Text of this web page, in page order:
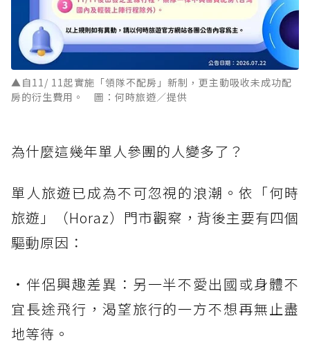
▲自11/ 11起實施「領隊不配房」新制，更主動吸收未成功配
房的衍生費用。 圖：何時旅遊／提供
為什麼這幾年單人參團的人變多了？
單人旅遊已成為不可忽視的浪潮。依「何時
旅遊」（Horaz）門市觀察，背後主要有四個
驅動原因：
・伴侶興趣差異：另一半不愛出國或身體不
宜長途飛行，渴望旅行的一方不想再無止盡
地等待。